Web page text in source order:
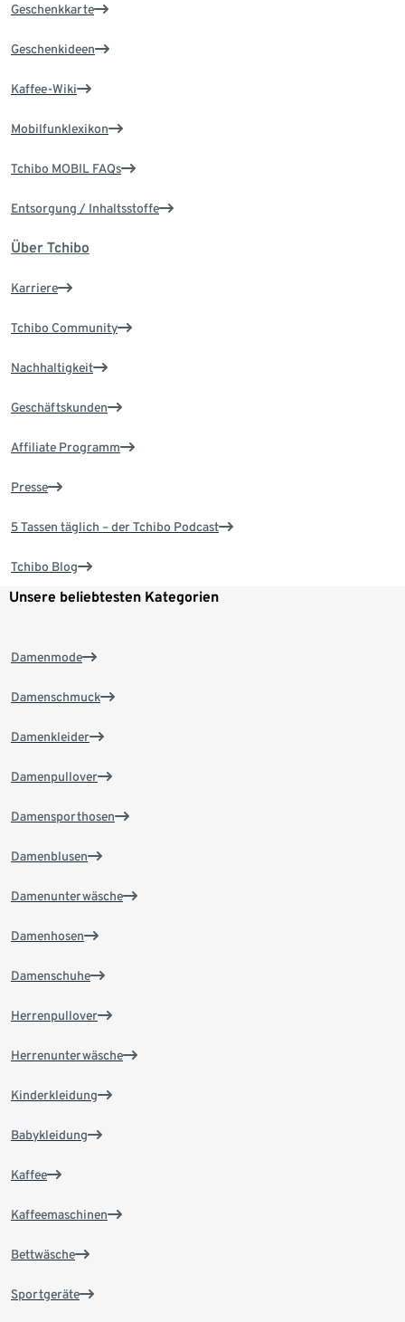
Geschenkkarte
Geschenkideen
Kaffee-Wiki
Mobilfunklexikon
Tchibo MOBIL FAQs
Entsorgung / Inhaltsstoffe
Über Tchibo
Karriere
Tchibo Community
Nachhaltigkeit
Geschäftskunden
Affiliate Programm
Presse
5 Tassen täglich – der Tchibo Podcast
Tchibo Blog
Unsere beliebtesten Kategorien
Damenmode
Damenschmuck
Damenkleider
Damenpullover
Damensporthosen
Damenblusen
Damenunterwäsche
Damenhosen
Damenschuhe
Herrenpullover
Herrenunterwäsche
Kinderkleidung
Babykleidung
Kaffee
Kaffeemaschinen
Bettwäsche
Sportgeräte